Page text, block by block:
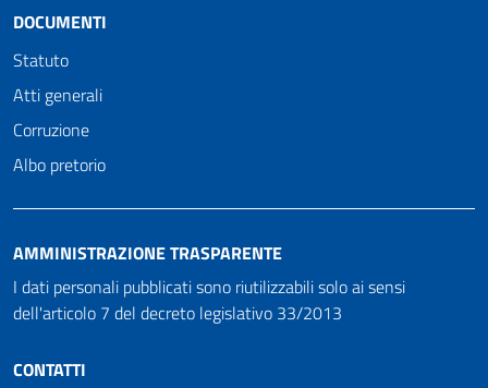
DOCUMENTI
Statuto
Atti generali
Corruzione
Albo pretorio
AMMINISTRAZIONE TRASPARENTE
I dati personali pubblicati sono riutilizzabili solo ai sensi
dell'articolo 7 del decreto legislativo 33/2013
CONTATTI